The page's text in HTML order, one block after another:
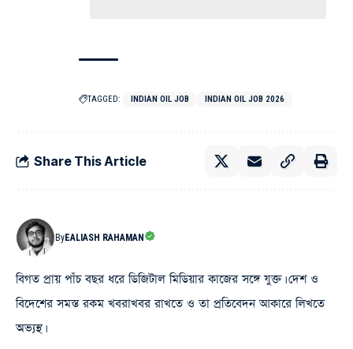
TAGGED: INDIAN OIL JOB INDIAN OIL JOB 2026
Share This Article
ByEALIASH RAHAMAN
বিগত প্রায় পাঁচ বছর ধরে ডিজিটাল মিডিয়ার কাজের সঙ্গে যুক্ত। দেশ ও
বিদেশের সমস্ত রকম খবরাখবর রাখতে ও তা প্রতিবেদন আকারে লিখতে
অভ্যস্থ।